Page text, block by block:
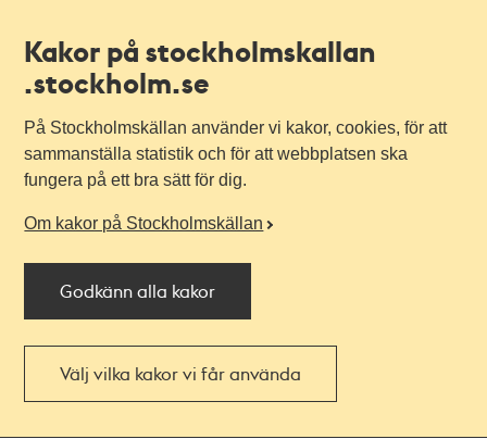
Kakor på stockholmskallan
.stockholm.se
På Stockholmskällan använder vi kakor, cookies, för att
sammanställa statistik och för att webbplatsen ska
fungera på ett bra sätt för dig.
Om kakor på Stockholmskällan
Godkänn alla kakor
Välj vilka kakor vi får använda